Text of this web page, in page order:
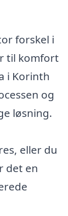
forskel i
til komfort
i Korinth
og
løsning.
eller du
det en